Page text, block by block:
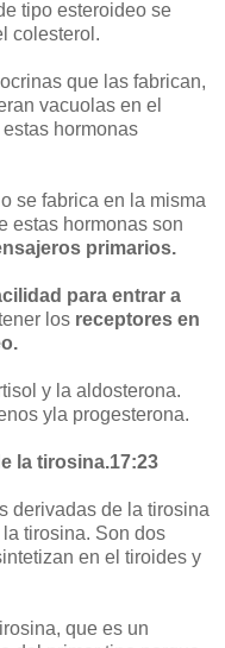
tipo esteroideo se
colesterol.
que las fabrican,
vacuolas en el
hormonas
se fabrica en la misma
estas hormonas son
primarios.
para entrar a
los receptores en
y la aldosterona.
yla progesterona.
la tirosina.17:23
derivadas de la tirosina
tirosina. Son dos
en el tiroides y
que es un